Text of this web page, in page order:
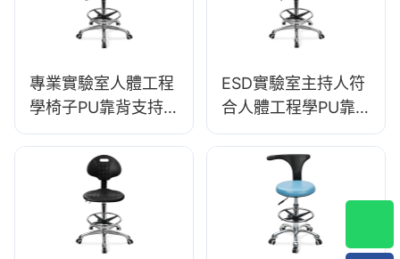
專業實驗室人體工程
學椅子PU靠背支持
360°Swivel穩定的5
星級基礎科學設計為
ESD實驗室主持人符
合人體工程學PU靠
背設計5星鋁基座，
用於擴展實驗室工作